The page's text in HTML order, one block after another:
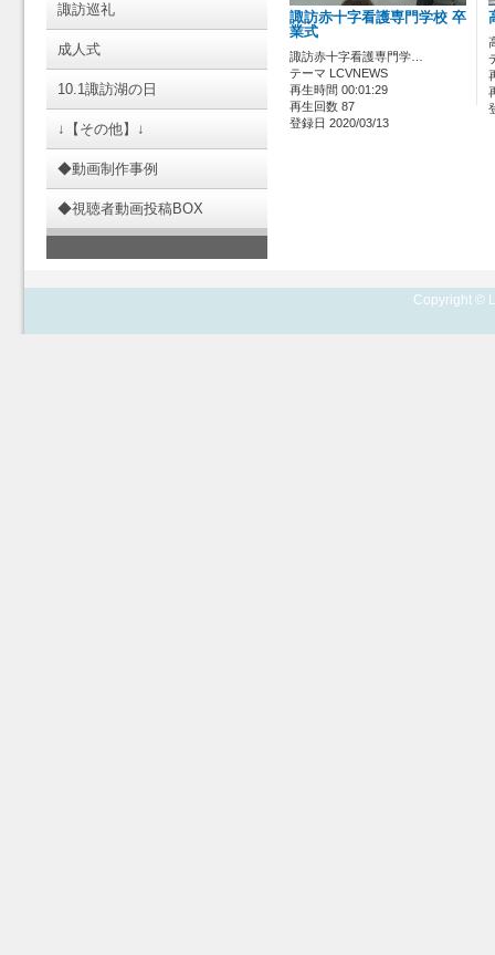
諏訪巡礼
成人式
10.1諏訪湖の日
↓【その他】↓
◆動画制作事例
◆視聴者動画投稿BOX
諏訪赤十字看護専門学校 卒
業式
諏訪赤十字看護専門学…
テーマ LCVNEWS
再生時間 00:01:29
再生回数 87
登録日 2020/03/13
Copyright ©